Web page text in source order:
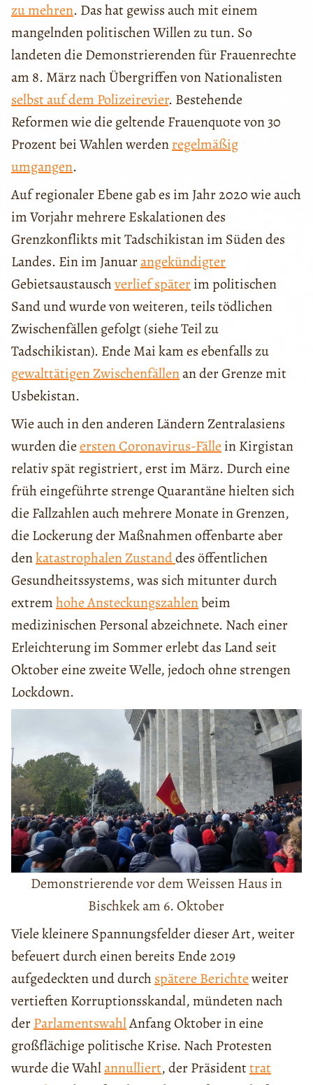
zu mehren. Das hat gewiss auch mit einem
mangelnden politischen Willen zu tun. So
landeten die Demonstrierenden für Frauenrechte
am 8. März nach Übergriffen von Nationalisten
selbst auf dem Polizeirevier. Bestehende
Reformen wie die geltende Frauenquote von 30
Prozent bei Wahlen werdenregelmäßig
umgangen.
Auf regionaler Ebene gab es im Jahr 2020 wie auch
im Vorjahr mehrere Eskalationen des
Grenzkonflikts mit Tadschikistan im Süden des
Landes. Ein im Januarangekündigter
Gebietsaustauschverlief späterim politischen
Sand und wurde von weiteren, teils tödlichen
Zwischenfällen gefolgt (siehe Teil zu
Tadschikistan). Ende Mai kam es ebenfalls zu
gewalttätigen Zwischenfällenan der Grenze mit
Usbekistan.
Wie auch in den anderen Ländern Zentralasiens
wurden dieersten Coronavirus-Fälle in Kirgistan
relativ spät registriert, erst im März. Durch eine
früh eingeführte strenge Quarantäne hielten sich
die Fallzahlen auch mehrere Monate in Grenzen,
die Lockerung der Maßnahmen offenbarte aber
denkatastrophalen Zustanddes öffentlichen
Gesundheitssystems, was sich mitunter durch
extremhohe Ansteckungszahlenbeim
medizinischen Personal abzeichnete. Nach einer
Erleichterung im Sommer erlebt das Land seit
Oktober eine zweite Welle, jedoch ohne strengen
Lockdown.
Demonstrierende vor dem Weissen Haus in
Bischkek am 6. Oktober
Viele kleinere Spannungsfelder dieser Art, weiter
befeuert durch einen bereits Ende 2019
aufgedeckten und durch spätere Berichteweiter
vertieften Korruptionsskandal, mündeten nach
derParlamentswahlAnfang Oktober in eine
großflächige politische Krise. Nach Protesten
wurde die Wahlannulliert, der Präsidenttrat